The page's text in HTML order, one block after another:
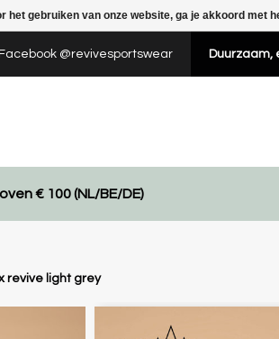
@revivesportswear
€ 100 (NL/BE/DE)
revive light grey
het gebruiken van onze website, ga je akkoord met